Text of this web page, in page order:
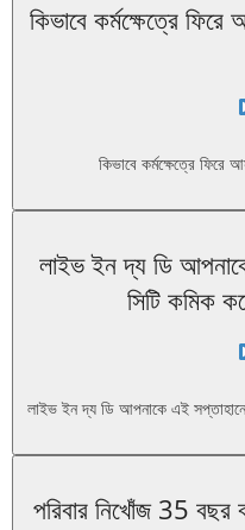
কিভাবে কর্মক্ষেত্রে
কিভাবে কর্মক্ষেত্রে ফিরে
লাইভ ইন দ্য ডি
সিটি কমিক
লাইভ ইন দ্য ডি আপনাকে এই
পরিবার নিখোঁজ 35 বছর